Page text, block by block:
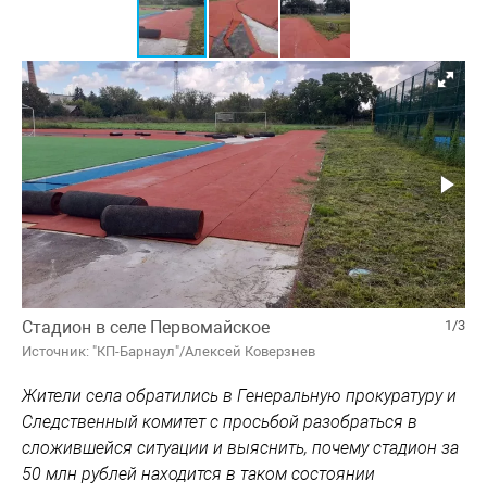
1/3
Стадион в селе Первомайское
Источник: "КП-Барнаул"/Алексей Коверзнев
Жители села обратились в Генеральную прокуратуру и
Следственный комитет с просьбой разобраться в
сложившейся ситуации и выяснить, почему стадион за
50 млн рублей находится в таком состоянии